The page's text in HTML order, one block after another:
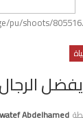
pu/shoots/
يفضل
Abdelhamed